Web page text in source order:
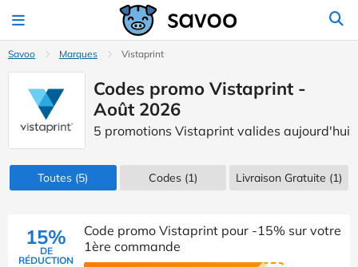
Savoo Marques Vistaprint
Codes promo Vistaprint -
Août 2026
5 promotions Vistaprint valides aujourd'hui
Toutes (5) Codes(1) Livraison Gratuite (1)
15%
DE
RÉDUCTION
Code promo Vistaprint pour -15% sur votre
1ère commande